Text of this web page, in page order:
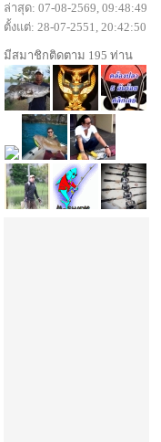
ล่าสุด: 07-08-2569, 09:48:49
ตั้งแต่: 28-07-2551, 20:42:50
มีสมาชิกติดตาม 195 ท่าน